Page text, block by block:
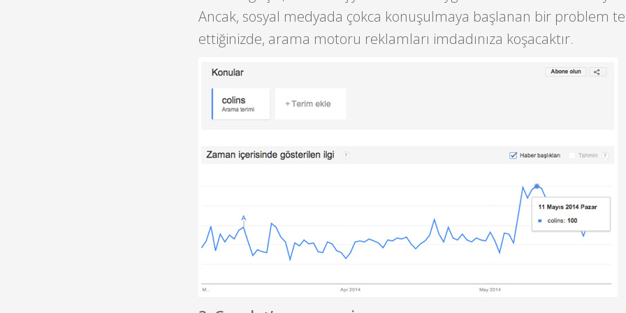
Ancak, sosyal medyada çokca konuşulmaya başlanan bir problem
ettiğinizde, arama motoru reklamları imdadınıza koşacaktır.